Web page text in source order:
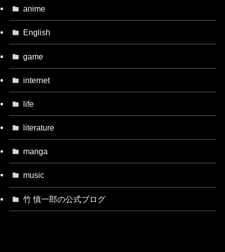
anime
English
game
internet
life
literature
manga
music
竹 慎一郎の公式ブログ